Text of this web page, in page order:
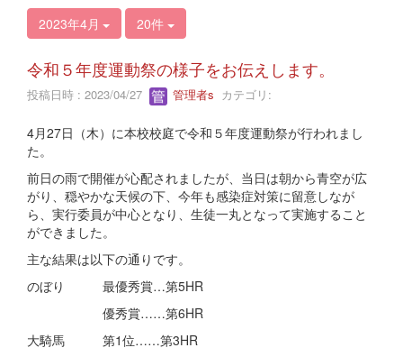
2023年4月 20件
令和５年度運動祭の様子をお伝えします。
投稿日時 : 2023/04/27 管理者s カテゴリ:
4月27日（木）に本校校庭で令和５年度運動祭が行われまし
た。
前日の雨で開催が心配されましたが、当日は朝から青空が広
がり、穏やかな天候の下、今年も感染症対策に留意しなが
ら、実行委員が中心となり、生徒一丸となって実施すること
ができました。
主な結果は以下の通りです。
のぼり 最優秀賞…第5HR
優秀賞……第6HR
大騎馬 第1位……第3HR